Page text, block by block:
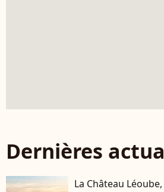
Dernières
La Château